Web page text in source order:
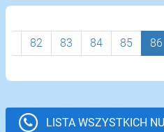
82 83 84 85 86
LISTA WSZYSTKICH